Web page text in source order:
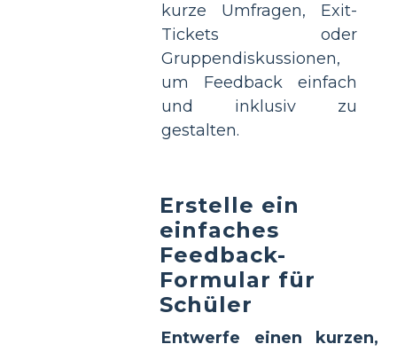
kurze Umfragen, Exit-
Tickets oder
Gruppendiskussionen,
um Feedback einfach
und inklusiv zu
gestalten.
Erstelle ein
einfaches
Feedback-
Formular für
Schüler
Entwerfe einen kurzen,